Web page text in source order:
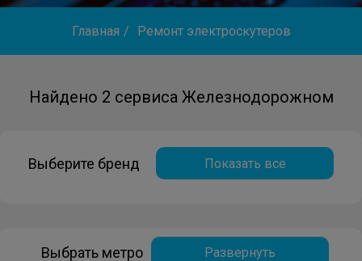
Главная / Ремонт электроскутеров
Найдено 2 сервиса Железнодорожном
Выберите бренд Показать все
Выбрать метро Развернуть